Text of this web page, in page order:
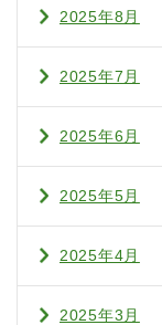
2025年8月
2025年7月
2025年6月
2025年5月
2025年4月
2025年3月